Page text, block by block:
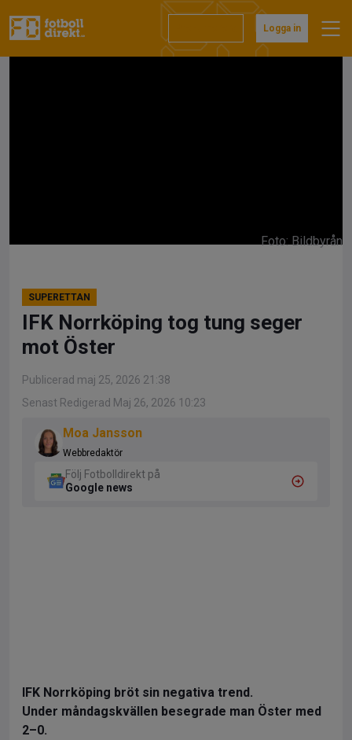
till
Logga in
Foto: Bildbyrån
SUPERETTAN
IFK Norrköping tog tung seger
mot Öster
Publicerad maj 25, 2026 21:38
Senast Redigerad Maj 26, 2026 10:23
Moa Jansson
Webbredaktör
Följ Fotbolldirekt på
Google news
IFK Norrköping bröt sin negativa trend.
Under måndagskvällen besegrade man Öster med
2–0.